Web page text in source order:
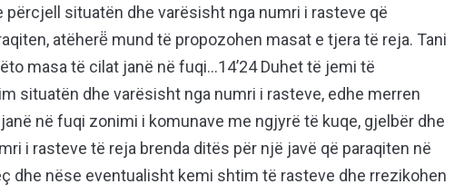
përcjell situatën dhe varësisht nga numri i rasteve që
atëherë̈ mund të propozohen masat e tjera të reja. Tani
masa të cilat janë në fuqi…14’24 Duhet të jemi të
situatën dhe varësisht nga numri i rasteve, edhe merren
në fuqi zonimi i komunave me ngjyrë të kuqe, gjelbër dhe
i rasteve të reja brenda ditës për një javë që paraqiten në
dhe nëse eventualisht kemi shtim të rasteve dhe rrezikohen